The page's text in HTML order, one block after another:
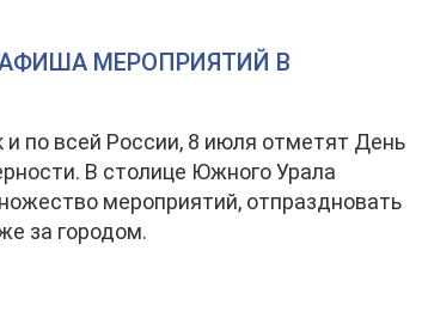
МЕРОПРИЯТИЙ В
и по всей России, 8 июля отметят День
В столице Южного Урала
мероприятий, отпраздновать
за городом.